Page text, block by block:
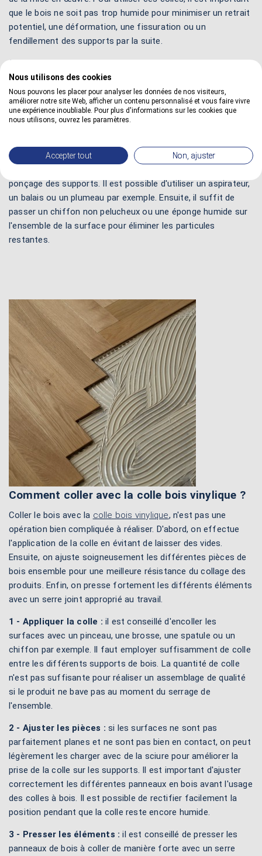
que le bois ne soit pas trop humide pour minimiser un retrait
potentiel, une déformation, une fissuration ou un
fendillement des supports par la suite.
2 - Poncer le bois :il faut le poncer légèrement avec un
abrasif à grain fin ou de la laine d'acier n° 000 pour améliorer
l'adhérence sur une surface trop lisse. Avant d'appliquer une
colle à bois, il faut supprimer les excédents, les aspérités et
les particules de bois qui dépassent. Il est important d'arriver
3 - Retirer la poussière :
avant l'emploi d'une colle, il est
ponçage des supports. Il est possible d'utiliser un aspirateur,
un balais ou un plumeau par exemple. Ensuite, il suffit de
passer un chiffon non pelucheux ou une éponge humide sur
l'ensemble de la surface pour éliminer les particules
restantes.
Comment coller avec la colle bois vinylique ?
Coller le bois avec la colle bois vinylique, n'est pas une
opération bien compliquée à réaliser. D'abord, on effectue
l'application de la colle en évitant de laisser des vides.
Ensuite, on ajuste soigneusement les différentes pièces de
bois ensemble pour une meilleure résistance du collage des
produits. Enfin, on presse fortement les différents éléments
avec un serre joint approprié au travail.
1 - Appliquer la colle : il est conseillé d'encoller les
surfaces avec un pinceau, une brosse, une spatule ou un
chiffon par exemple. Il faut employer suffisamment de colle
entre les différents supports de bois. La quantité de colle
n'est pas suffisante pour réaliser un assemblage de qualité
si le produit ne bave pas au moment du serrage de
l'ensemble.
2 - Ajuster les pièces : si les surfaces ne sont pas
parfaitement planes et ne sont pas bien en contact, on peut
légèrement les charger avec de la sciure pour améliorer la
prise de la colle sur les supports. Il est important d'ajuster
correctement les différentes panneaux en bois avant l'usage
des colles à bois. Il est possible de rectifier facilement la
position pendant que la colle reste encore humide.
3 - Presser les éléments : il est conseillé de presser les
panneaux de bois à coller de manière forte avec un serre
Nous utilisons des cookies
Nous pouvons les placer pour analyser les données de nos visiteurs,
améliorer notre site Web, afficher un contenu personnalisé et vous faire vivre
une expérience inoubliable. Pour plus d'informations sur les cookies que
nous utilisons, ouvrez les paramètres.
Accepter tout Non, ajuster